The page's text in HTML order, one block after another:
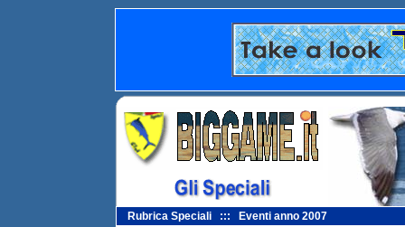
Rubrica Speciali ::: Eventi anno 2007